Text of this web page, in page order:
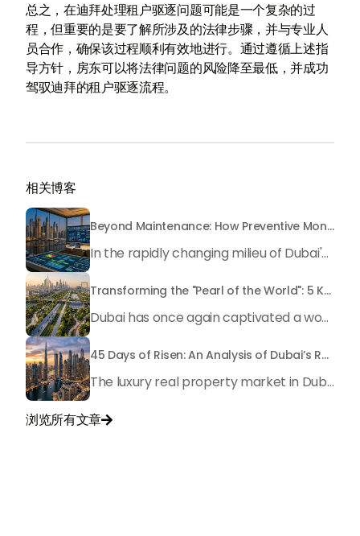
总之，在迪拜处理租户驱逐问题可能是一个复杂的过
程，但重要的是要了解所涉及的法律步骤，并与专业人
员合作，确保该过程顺利有效地进行。通过遵循上述指
导方针，房东可以将法律问题的风险降至最低，并成功
驾驭迪拜的租户驱逐流程。
相关博客
Beyond Maintenance: How Preventive Money Governance is Transforming Dubai Real Estate
In the rapidly changing milieu of Dubai's real estate sector, the year 2026 has triggered a substantial change in baggage handling practices. We have progressed beyond time when asset handling is simply a matter of "repairing leaks" or "accumulating bills". Currently, prudent businesses, builders and residents expect a more enhanced priority: preventive money governance.
Transforming the "Pearl of the World": 5 Key Projects Shaping Dubai's Future in 2026
Dubai has once again captivated a worldwide target audience with several groundbreaking mega-works that redefine the boundaries of engineering, sustainability and urban living. As we progress to May 2026, these ventures are evolving from bold ideas into concrete realities, cementing Dubai’s role as a worldwide leader in innovation and smart metropolitan development. From the depths of the ocean to the heights of the skyline, here's a complete examination of 5 massive projects that could currently make the emirate work again.
45 Days of Risen: An Analysis of Dubai’s Remarkable Growth in Ultra-Luxury Real Estate
The luxury real property market in Dubai is experiencing a remarkable upward push, strengthening its position as the leading worldwide hub for high-internet value investors. By the end of April 2026, the market has proven formidable resilience and growth, fueled by a blend of world-class infrastructure, strategic financial policies and a remarkable way of life worldwide Presented below is a complete analysis of the contemporary state of the ultra-luxury sector in Dubai, and the number one factors contributing to this historic momentum.
浏览所有文章